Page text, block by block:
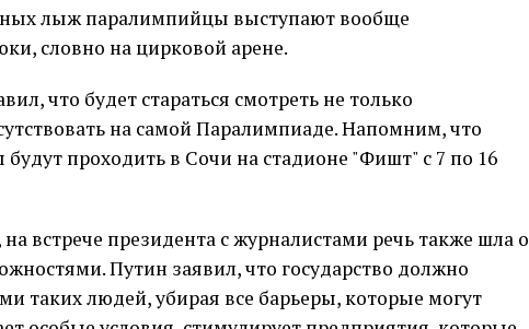
лыж паралимпийцы выступают вообще
словно на цирковой арене.
что будет стараться смотреть не только
на самой Паралимпиаде. Напомним, что
проходить в Сочи на стадионе "Фишт" с 7 по 16
встрече президента с журналистами речь также шла о
Путин заявил, что государство должно
таких людей, убирая все барьеры, которые могут